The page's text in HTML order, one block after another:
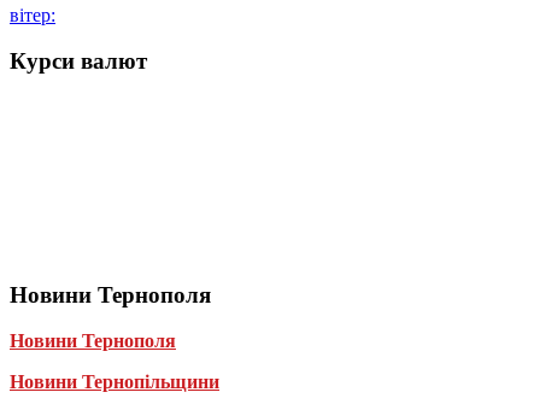
вітер:
Курси валют
Новини Тернополя
Новини Тернополя
Новини Тернопільщини